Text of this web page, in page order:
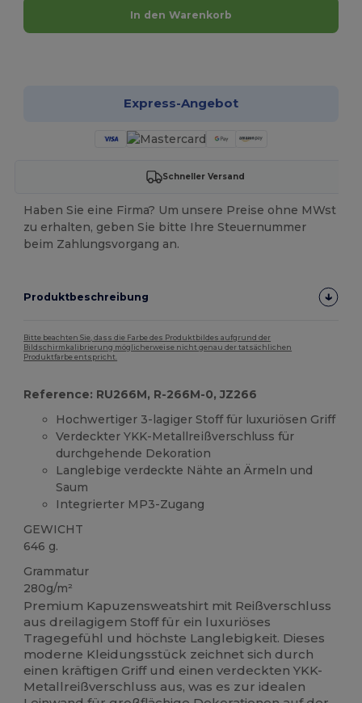
In den Warenkorb
Express-Angebot
Schneller Versand
Haben Sie eine Firma? Um unsere Preise ohne MWst
zu erhalten, geben Sie bitte Ihre Steuernummer
beim Zahlungsvorgang an.
Produktbeschreibung
Bitte beachten Sie, dass die Farbe des Produktbildes aufgrund der
Bildschirmkalibrierung möglicherweise nicht genau der tatsächlichen
Produktfarbe entspricht.
Reference: RU266M, R-266M-0, JZ266
Hochwertiger 3-lagiger Stoff für luxuriösen Griff
Verdeckter YKK-Metallreißverschluss für
durchgehende Dekoration
Langlebige verdeckte Nähte an Ärmeln und
Saum
Integrierter MP3-Zugang
GEWICHT
646 g.
Grammatur
280g/m²
Premium Kapuzensweatshirt mit Reißverschluss
aus dreilagigem Stoff für ein luxuriöses
Tragegefühl und höchste Langlebigkeit. Dieses
moderne Kleidungsstück zeichnet sich durch
einen kräftigen Griff und einen verdeckten YKK-
Metallreißverschluss aus, was es zur idealen